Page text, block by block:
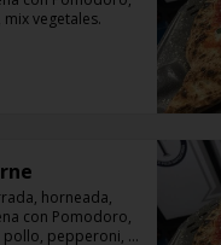
vegetales.
horneada,
con Pomodoro,
pollo, pepperoni,